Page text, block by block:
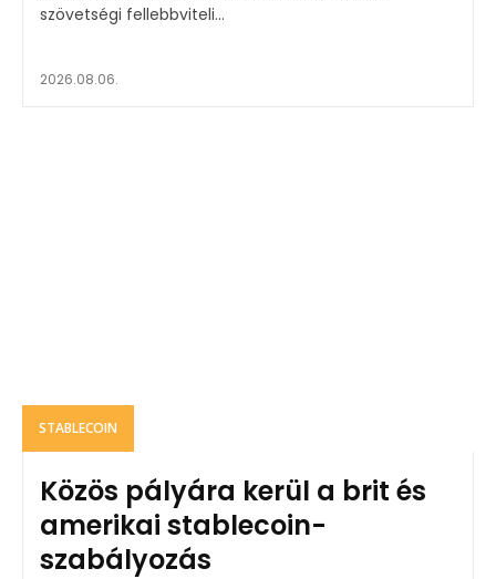
szövetségi fellebbviteli...
2026.08.06.
STABLECOIN
Közös pályára kerül a brit és
amerikai stablecoin-
szabályozás